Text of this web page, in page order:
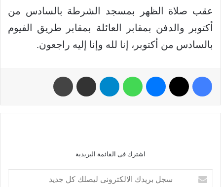
عقب صلاة الظهر بمسجد الشرطة بالسادس من
أكتوبر والدفن بمقابر العائلة بمقابر طريق الفيوم
بالسادس من أكتوبر، إنا لله وإنا إليه راجعون.
اشترك فى القائمة البريدية